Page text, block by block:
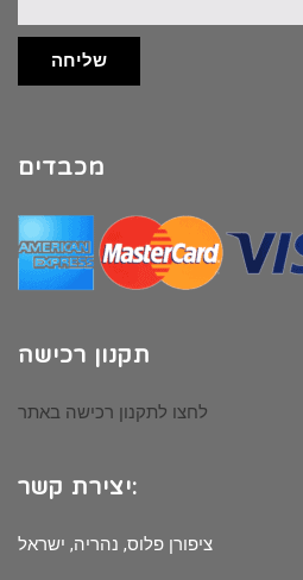
שליחה
מכבדים
תקנון רכישה
לחצו לתקנון רכישה באתר
יצירת קשר:
ציפורן פלוס, נהריה, ישראל